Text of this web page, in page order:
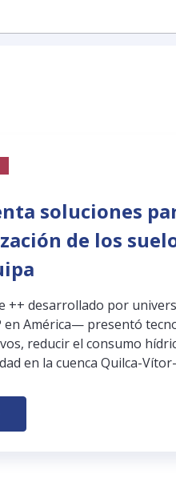
soluciones
de los
++ desarrollado por
América— presentó
reducir el consumo
en la cuenca Quilca-